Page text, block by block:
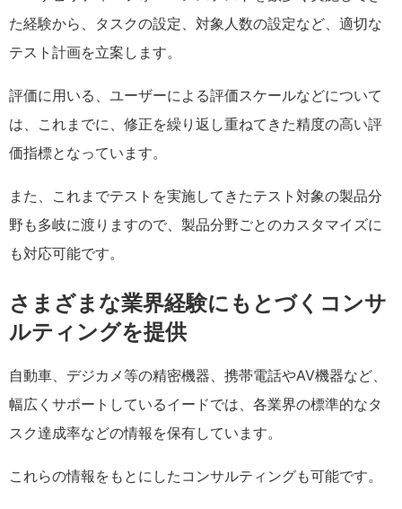
た経験から、タスクの設定、対象人数の設定など、適切な
テスト計画を立案します。
評価に用いる、ユーザーによる評価スケールなどについて
は、これまでに、修正を繰り返し重ねてきた精度の高い評
価指標となっています。
また、これまでテストを実施してきたテスト対象の製品分
野も多岐に渡りますので、製品分野ごとのカスタマイズに
も対応可能です。
さまざまな業界経験にもとづくコンサ
ルティングを提供
自動車、デジカメ等の精密機器、携帯電話やAV機器など、
幅広くサポートしているイードでは、各業界の標準的なタ
スク達成率などの情報を保有しています。
これらの情報をもとにしたコンサルティングも可能です。